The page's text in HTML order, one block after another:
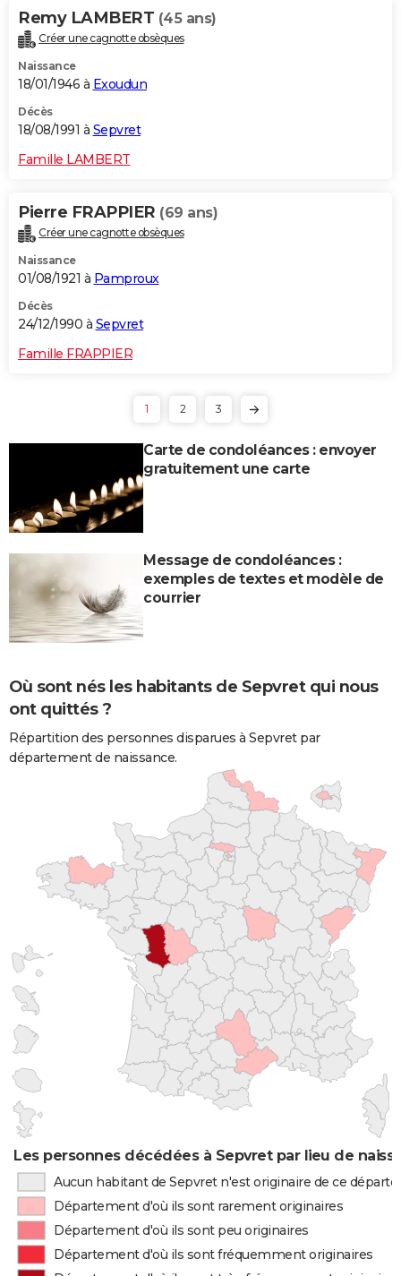
Remy LAMBERT (45 ans)
Créer une cagnotte obsèques
Naissance
18/01/1946 à Exoudun
Décès
18/08/1991 à Sepvret
Famille LAMBERT
Pierre FRAPPIER (69 ans)
Créer une cagnotte obsèques
Naissance
01/08/1921 à Pamproux
Décès
24/12/1990 à Sepvret
Famille FRAPPIER
1 2 3
Carte de condoléances : envoyer
gratuitement une carte
Message de condoléances :
exemples de textes et modèle de
courrier
Où sont nés les habitants de Sepvret qui nous
ont quittés ?
Répartition des personnes disparues à Sepvret par
département de naissance.
Les personnes décédées à Sepvret par lieu de
Aucun habitant de Sepvret n'est originaire de ce
Département d'où ils sont rarement originaires
Département d'où ils sont peu originaires
Département d'où ils sont fréquemment originaires